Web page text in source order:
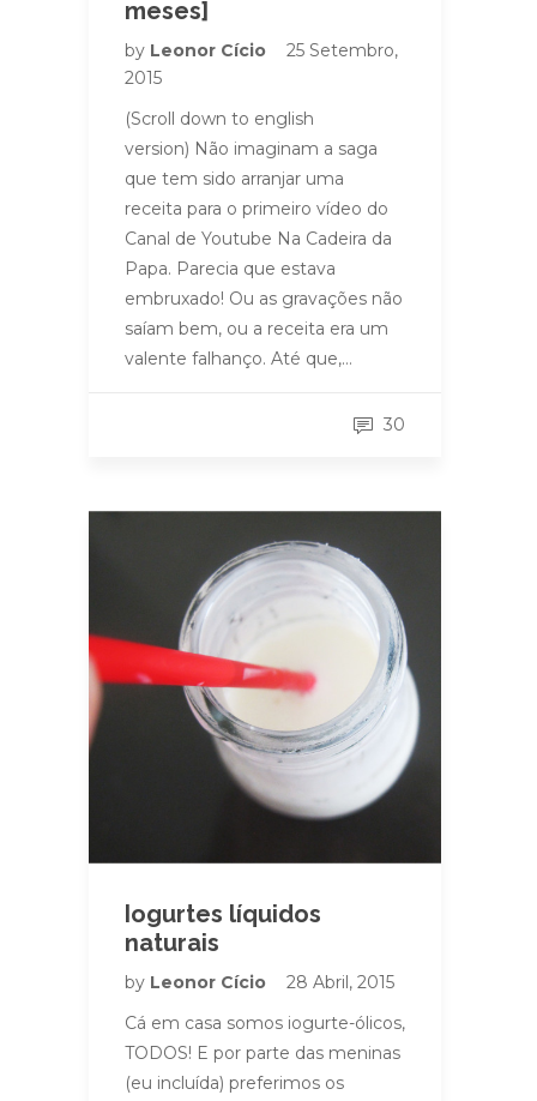
meses]
by Leonor Cício
25 Setembro,
2015
(Scroll down to english
version) Não imaginam a saga
que tem sido arranjar uma
receita para o primeiro vídeo do
Canal de Youtube Na Cadeira da
Papa. Parecia que estava
embruxado! Ou as gravações não
saíam bem, ou a receita era um
valente falhanço. Até que,…
30
Iogurtes líquidos
naturais
by Leonor Cício
28 Abril, 2015
Cá em casa somos iogurte-ólicos,
TODOS! E por parte das meninas
(eu incluída) preferimos os